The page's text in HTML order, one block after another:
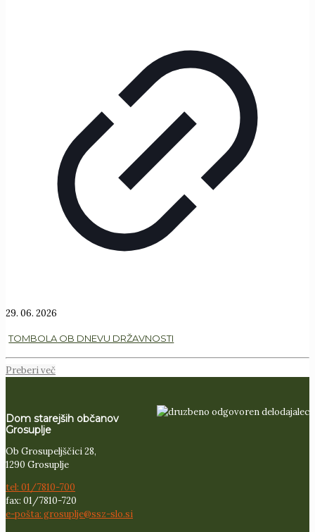
29. 06. 2026
TOMBOLA OB DNEVU DRŽAVNOSTI
Preberi več
Dom starejših občanov
Grosuplje
Ob Grosupeljščici 28,
1290 Grosuplje
tel: 01/7810-700
fax: 01/7810-720
e-pošta: grosuplje@ssz-slo.si